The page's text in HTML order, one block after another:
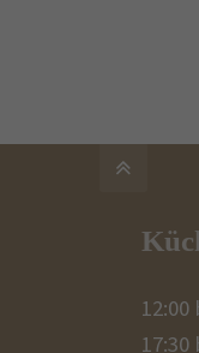
12:00
17:30